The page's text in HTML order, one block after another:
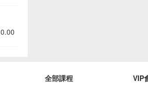
全部課程 VIP